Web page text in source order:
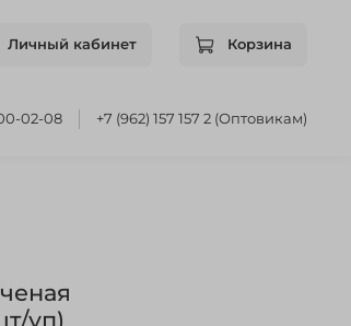
Личный кабинет Корзина
02-08 +7 (962) 157 157 2 (Оптовикам)
уп)